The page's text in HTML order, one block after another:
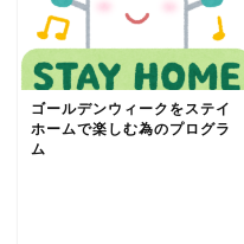
ゴールデンウィークをステイ
ホームで楽しむ為のプログラ
ム